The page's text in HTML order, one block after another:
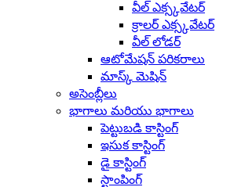
వీల్ ఎక్స్కవేటర్
క్రాలర్ ఎక్స్కవేటర్
వీల్ లోడర్
ఆటోమేషన్ పరికరాలు
మాస్క్ మెషిన్
అసెంబ్లీలు
భాగాలు మరియు భాగాలు
పెట్టుబడి కాస్టింగ్
ఇసుక కాస్టింగ్
డై కాస్టింగ్
స్టాంపింగ్